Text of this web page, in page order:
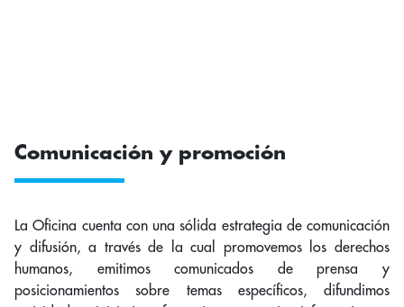
Comunicación y promoción
La Oficina cuenta con una sólida estrategia de comunicación
y difusión, a través de la cual promovemos los derechos
humanos, emitimos comunicados de prensa y
posicionamientos sobre temas específicos, difundimos